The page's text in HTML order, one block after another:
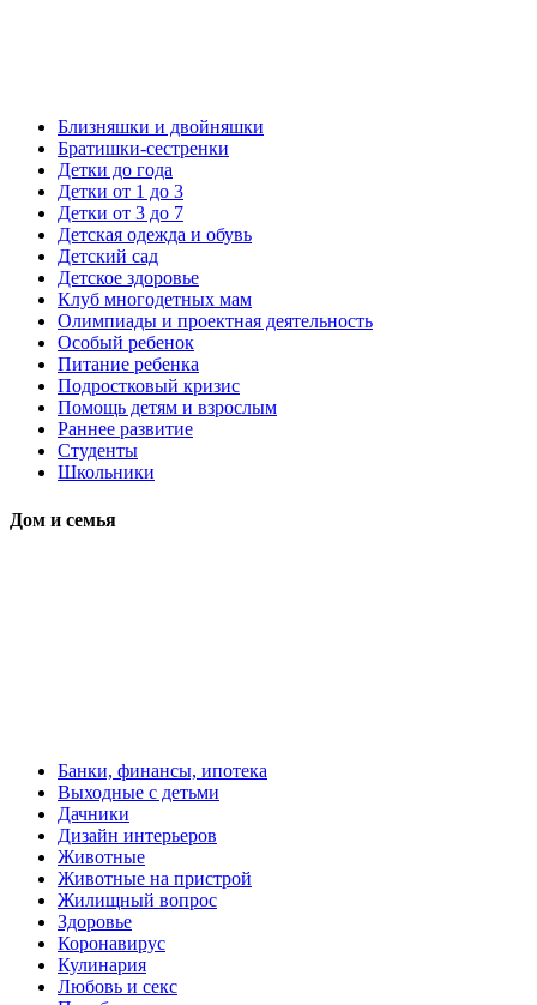
Близняшки и двойняшки
Братишки-сестренки
Детки до года
Детки от 1 до 3
Детки от 3 до 7
Детская одежда и обувь
Детский сад
Детское здоровье
Клуб многодетных мам
Олимпиады и проектная деятельность
Особый ребенок
Питание ребенка
Подростковый кризис
Помощь детям и взрослым
Раннее развитие
Студенты
Школьники
Дом и семья
Банки, финансы, ипотека
Выходные с детьми
Дачники
Дизайн интерьеров
Животные
Животные на пристрой
Жилищный вопрос
Здоровье
Коронавирус
Кулинария
Любовь и секс